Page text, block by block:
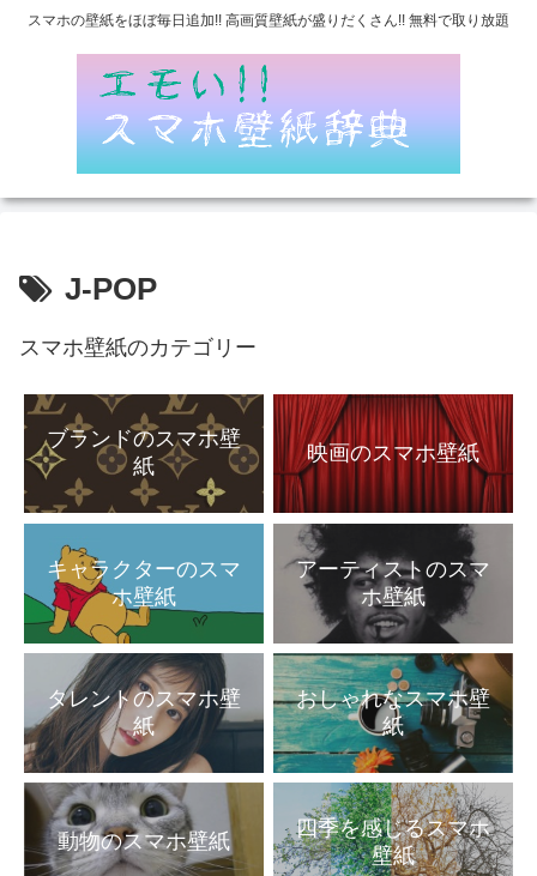
スマホの壁紙をほぼ毎日追加!! 高画質壁紙が盛りだくさん!! 無料で取り放題
J-POP
スマホ壁紙のカテゴリー
ブランドのスマホ壁
紙
映画のスマホ壁紙
キャラクターのスマ
ホ壁紙
アーティストのスマ
ホ壁紙
タレントのスマホ壁
紙
おしゃれなスマホ壁
紙
動物のスマホ壁紙
四季を感じるスマホ
壁紙